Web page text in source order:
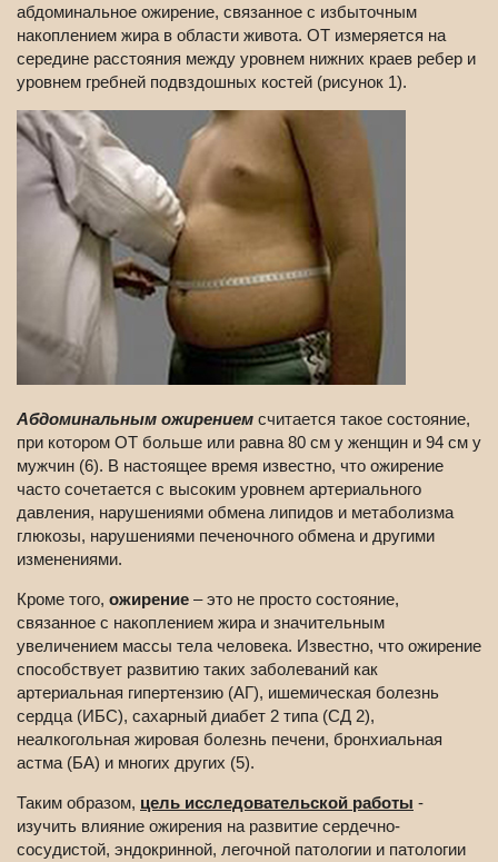
абдоминальное ожирение, связанное с избыточным
накоплением жира в области живота. ОТ измеряется на
середине расстояния между уровнем нижних краев ребер и
уровнем гребней подвздошных костей (рисунок 1).
Абдоминальным ожирением считается такое состояние,
при котором ОТ больше или равна 80 см у женщин и 94 см у
мужчин (6). В настоящее время известно, что ожирение
часто сочетается с высоким уровнем артериального
давления, нарушениями обмена липидов и метаболизма
глюкозы, нарушениями печеночного обмена и другими
изменениями.
Кроме того, ожирение – это не просто состояние,
связанное с накоплением жира и значительным
увеличением массы тела человека. Известно, что ожирение
способствует развитию таких заболеваний как
артериальная гипертензию (АГ), ишемическая болезнь
сердца (ИБС), сахарный диабет 2 типа (СД 2),
неалкогольная жировая болезнь печени, бронхиальная
астма (БА) и многих других (5).
Таким образом, цель исследовательской работы -
изучить влияние ожирения на развитие сердечно-
сосудистой, эндокринной, легочной патологии и патологии